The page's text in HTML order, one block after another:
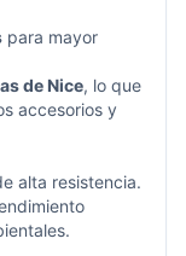
para mayor
de Nice, lo que
accesorios y
alta resistencia.